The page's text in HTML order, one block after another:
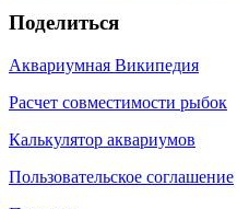
Поделиться
Аквариумная Википедия
Расчет совместимости рыбок
Калькулятор аквариумов
Пользовательское соглашение